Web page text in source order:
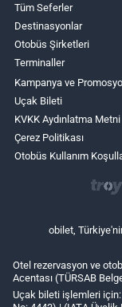
Tüm Seferler
Destinasyonlar
Otobüs Şirketleri
Terminaller
Kampanya ve
Uçak Bileti
KVKK Aydınlatma Metni
Çerez Politikası
Otobüs Kullanım
obilet,
Otel rezervasyon ve
Acentası (TÜRSAB
Uçak bileti işlemleri